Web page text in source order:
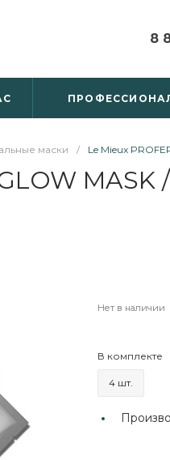
8
8 800
г.
маски / Le Mieux
GLOW
Нет в наличии
В комплекте
4 шт.